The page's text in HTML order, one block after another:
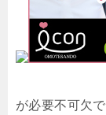
が必要不可欠